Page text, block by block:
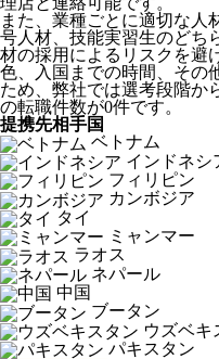
また、業種ごとに適切な人
号人材、技能実習生のどち
材の採用によるリスクを避
色、入国までの時間、その
ため、弊社では選考段階か
の転職件数が0件です。
提携先相手国
ベトナム
インドネシ
フィリピン
カンボジア
タイ
ミャンマー
ラオス
ネパール
中国
ブータン
ウズベキ
パキスタン